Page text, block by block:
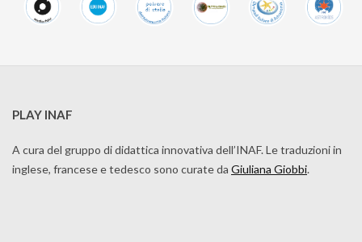
PLAY INAF
A cura del gruppo di didattica innovativa dell’INAF. Le traduzioni in
inglese, francese e tedesco sono curate da Giuliana Giobbi.